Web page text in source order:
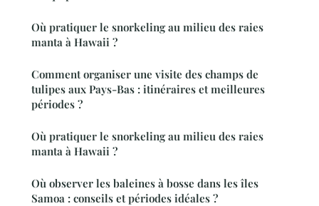
Où pratiquer le snorkeling au milieu des raies
manta à Hawaii ?
Comment organiser une visite des champs de
tulipes aux Pays-Bas : itinéraires et meilleures
périodes ?
Où pratiquer le snorkeling au milieu des raies
manta à Hawaii ?
Où observer les baleines à bosse dans les îles
Samoa : conseils et périodes idéales ?